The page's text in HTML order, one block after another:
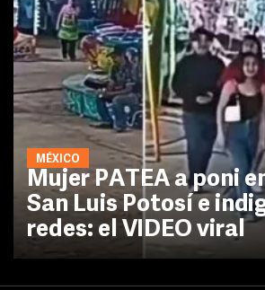
MÉXICO
Mujer PATEA a poni
San Luis Potosí e
redes: el VIDEO viral